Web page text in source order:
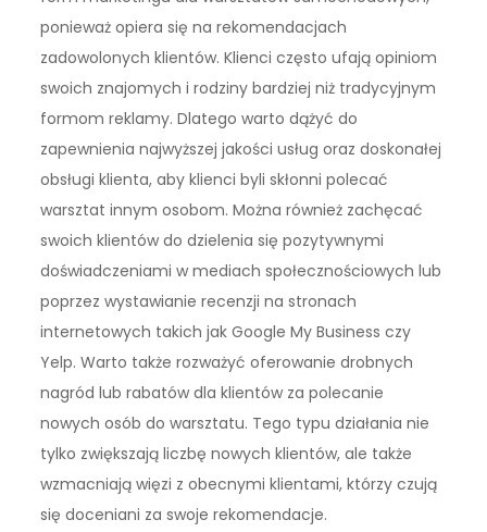
ponieważ opiera się na rekomendacjach
zadowolonych klientów. Klienci często ufają opiniom
swoich znajomych i rodziny bardziej niż tradycyjnym
formom reklamy. Dlatego warto dążyć do
zapewnienia najwyższej jakości usług oraz doskonałej
obsługi klienta, aby klienci byli skłonni polecać
warsztat innym osobom. Można również zachęcać
swoich klientów do dzielenia się pozytywnymi
doświadczeniami w mediach społecznościowych lub
poprzez wystawianie recenzji na stronach
internetowych takich jak Google My Business czy
Yelp. Warto także rozważyć oferowanie drobnych
nagród lub rabatów dla klientów za polecanie
nowych osób do warsztatu. Tego typu działania nie
tylko zwiększają liczbę nowych klientów, ale także
wzmacniają więzi z obecnymi klientami, którzy czują
się doceniani za swoje rekomendacje.